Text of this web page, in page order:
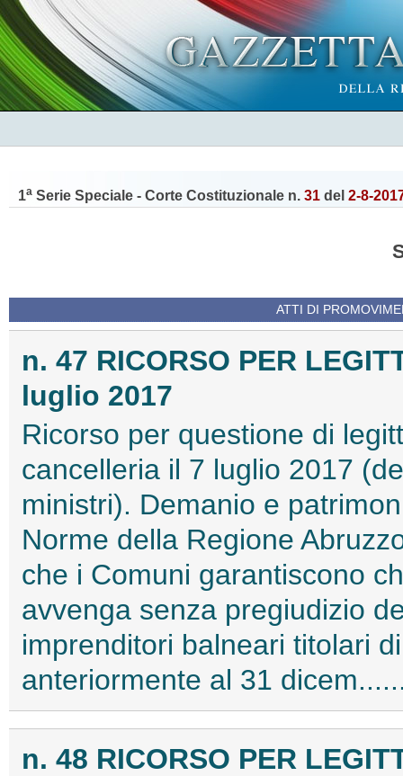
1a Serie Speciale - Corte Costituzionale n. 31 del 2-8-
ATTI DI
n. 47 RICORSO PER
luglio 2017
Ricorso per questione di
cancelleria il 7 luglio 2017
ministri). Demanio e
Norme della Regione
che i Comuni garantiscono
avvenga senza pregiudizio
imprenditori balneari titolari
anteriormente al 31
n. 48 RICORSO PER